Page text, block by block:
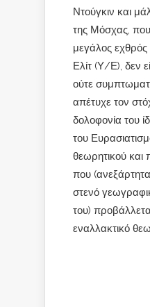
Ντούγκιν και
της Μόσχας,
μεγάλος εχθρός
Ελίτ (Υ/Ε), δεν
ούτε
απέτυχε τον
δολοφονία του
του
θεωρητικού και
που
στενό
του)
εναλλακτικό